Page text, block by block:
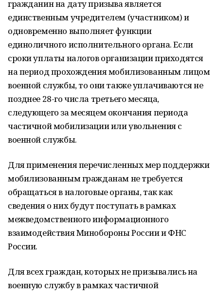
гражданин на дату призыва является
единственным учредителем (участником) и
одновременно выполняет функции
единоличного исполнительного органа. Если
сроки уплаты налогов организации приходятся
на период прохождения мобилизованным лицом
военной службы, то они также уплачиваются не
позднее 28-го числа третьего месяца,
следующего за месяцем окончания периода
частичной мобилизации или увольнения с
военной службы.
Для применения перечисленных мер поддержки
мобилизованным гражданам не требуется
обращаться в налоговые органы, так как
сведения о них будут поступать в рамках
межведомственного информационного
взаимодействия Минобороны России и ФНС
России.
Для всех граждан, которых не призывались на
военную службу в рамках частичной